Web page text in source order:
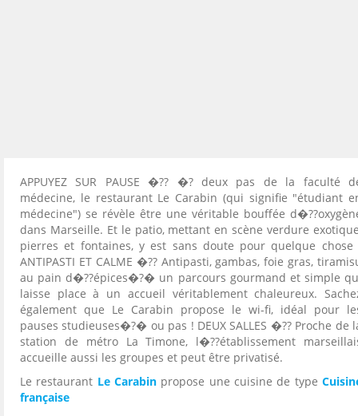
APPUYEZ SUR PAUSE �?? �? deux pas de la faculté
médecine, le restaurant Le Carabin (qui signifie "étudiant
médecine") se révèle être une véritable bouffée
dans Marseille. Et le patio, mettant en scène verdure
pierres et fontaines, y est sans doute pour quelque chose
ANTIPASTI ET CALME �?? Antipasti, gambas, foie gras,
au pain d�??épices�?� un parcours gourmand et simple
laisse place à un accueil véritablement chaleureux.
également que Le Carabin propose le wi-fi, idéal pour
pauses studieuses�?� ou pas ! DEUX SALLES �?? Proche de
station de métro La Timone, l�??établissement
accueille aussi les groupes et peut être privatisé.
Le restaurant Le Carabin propose une cuisine de type
française